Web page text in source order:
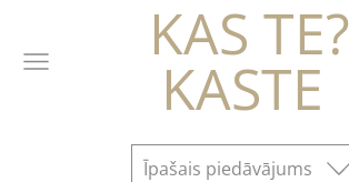
KAS TE?
KASTE
Īpašais piedāvājums